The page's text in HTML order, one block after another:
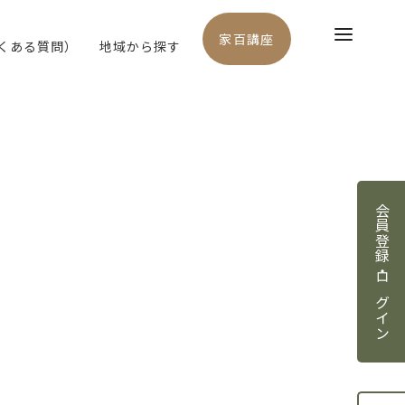
会員登録・ログイン
ある質問） 地域から探す 家百講座